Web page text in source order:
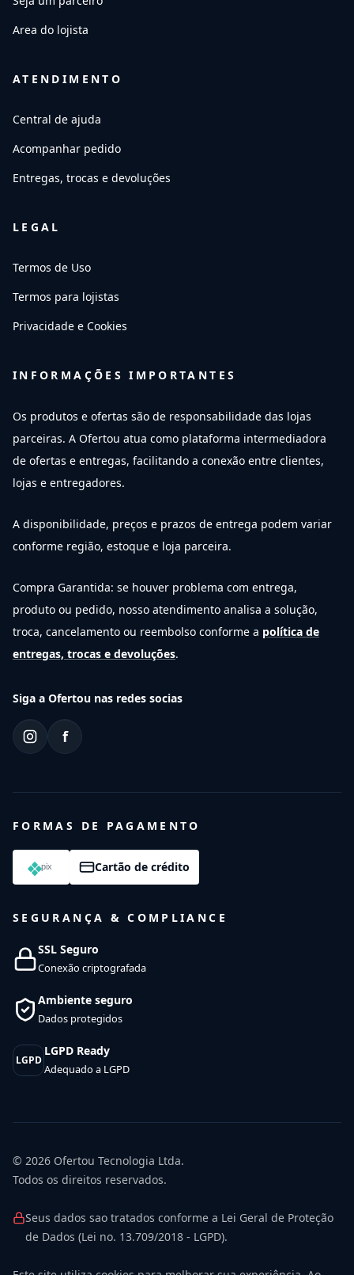
Area do lojista
ATENDIMENTO
Central de ajuda
Acompanhar pedido
Entregas, trocas e devoluções
LEGAL
Termos de Uso
Termos para lojistas
Privacidade e Cookies
INFORMAÇÕES IMPORTANTES
Os produtos e ofertas são de responsabilidade das lojas
parceiras. A Ofertou atua como plataforma intermediadora
de ofertas e entregas, facilitando a conexão entre clientes,
lojas e entregadores.
A disponibilidade, preços e prazos de entrega podem variar
conforme região, estoque e loja parceira.
Compra Garantida: se houver problema com entrega,
produto ou pedido, nosso atendimento analisa a solução,
troca, cancelamento ou reembolso conforme a política de
entregas, trocas e devoluções.
Siga a Ofertou nas redes socias
f
FORMAS DE PAGAMENTO
Cartão de crédito
SEGURANÇA & COMPLIANCE
SSL Seguro
Conexão criptografada
Ambiente seguro
Dados protegidos
LGPD
LGPD Ready
Adequado a LGPD
© 2026 Ofertou Tecnologia Ltda.
Todos os direitos reservados.
Seus dados sao tratados conforme a Lei Geral de Proteção
de Dados (Lei no. 13.709/2018 - LGPD).